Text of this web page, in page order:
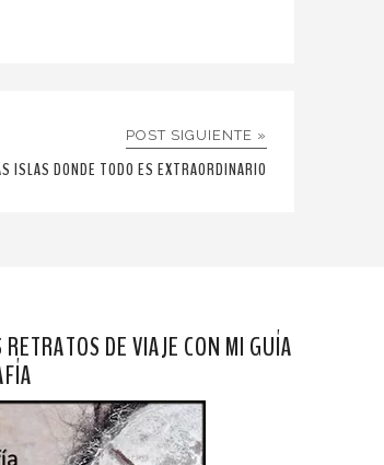
POST SIGUIENTE »
ISLAS DONDE TODO ES EXTRAORDINARIO
DE VIAJE CON MI GUÍA